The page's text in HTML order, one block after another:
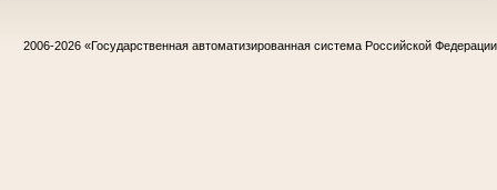
2006-2026 «Государственная автоматизированная система Российской